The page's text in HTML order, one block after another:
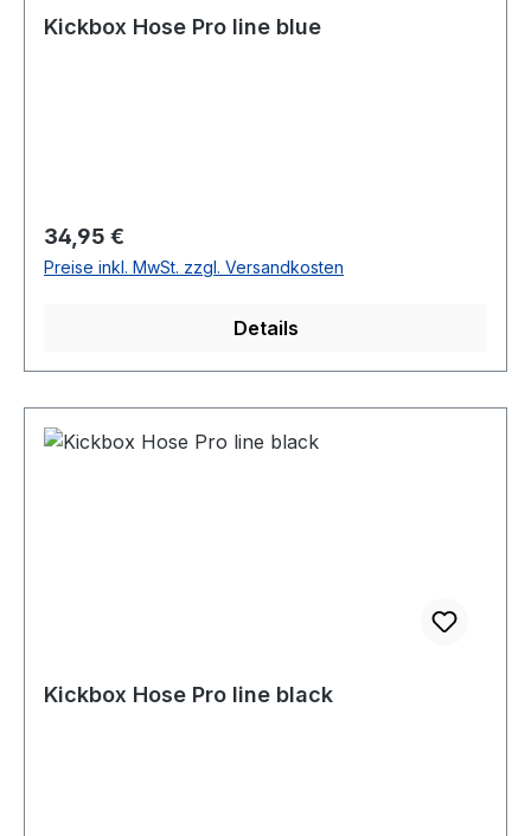
Kickbox Hose Pro line blue
Regulärer Preis:
34,95 €
Preise inkl. MwSt. zzgl. Versandkosten
Details
Kickbox Hose Pro line black